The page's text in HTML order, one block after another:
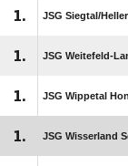
1. JSG Siegtal/​
1. JSG Weitefeld-
1. JSG Wippetal
1. JSG Wisserland